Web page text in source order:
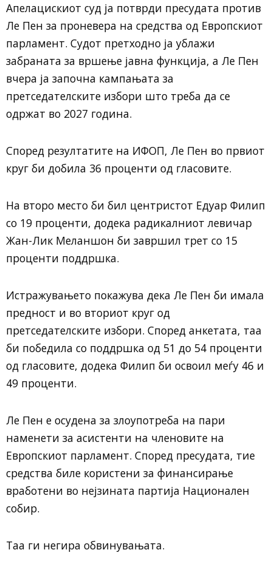
Апелацискиот суд ја потврди пресудата против
Ле Пен за проневера на средства од Европскиот
парламент. Судот претходно ја ублажи
забраната за вршење јавна функција, а Ле Пен
вчера ја започна кампањата за
претседателските избори што треба да се
одржат во 2027 година.
Според резултатите на ИФОП, Ле Пен во првиот
круг би добила 36 проценти од гласовите.
На второ место би бил центристот Едуар Филип
со 19 проценти, додека радикалниот левичар
Жан-Лик Меланшон би завршил трет со 15
проценти поддршка.
Истражувањето покажува дека Ле Пен би имала
предност и во вториот круг од
претседателските избори. Според анкетата, таа
би победила со поддршка од 51 до 54 проценти
од гласовите, додека Филип би освоил меѓу 46 и
49 проценти.
Ле Пен е осудена за злоупотреба на пари
наменети за асистенти на членовите на
Европскиот парламент. Според пресудата, тие
средства биле користени за финансирање
вработени во нејзината партија Национален
собир.
Таа ги негира обвинувањата.